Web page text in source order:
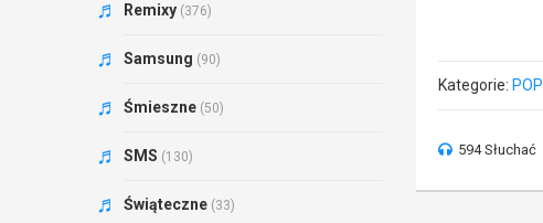
Kategorie: POP
594 Słuchać
Remixy (376)
Samsung (90)
Śmieszne (50)
SMS (130)
Świąteczne (33)